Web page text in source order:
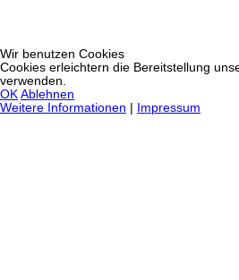
Wir benutzen Cookies
Cookies erleichtern die Bereitstellung
verwenden.
OK Ablehnen
Weitere Informationen
Impressum